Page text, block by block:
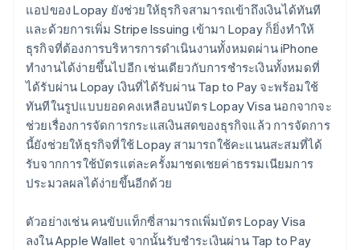
แอปของ Lopay ยังช่วยให้ธุรกิจสามารถเข้าถึงเงินได้ทันที
และด้วยการเพิ่ม Stripe Issuing เข้ามา Lopay ก็ยิ่งทำให้
ธุรกิจที่ต้องการบริหารการดำเนินงานทั้งหมดผ่าน iPhone
ทำงานได้ง่ายขึ้นไปอีก เช่นเดียวกับการชำระเงินทั้งหมดที่
ได้รับผ่าน Lopay เงินที่ได้รับผ่าน Tap to Pay จะพร้อมใช้
ทันทีในรูปแบบยอดคงเหลือบนบัตร Lopay Visa นอกจากจะ
ช่วยเรื่องการจัดการกระแสเงินสดของธุรกิจแล้ว การจัดการ
นี้ยังช่วยให้ธุรกิจที่ใช้ Lopay สามารถใช้คะแนนสะสมที่ได้
รับจากการใช้บัตรแต่ละครั้งมาชดเชยค่าธรรมเนียมการ
ประมวลผลได้ง่ายขึ้นอีกด้วย
ตัวอย่างเช่น คนขับแท็กซี่สามารถเพิ่มบัตร Lopay Visa
ลงใน Apple Wallet จากนั้นรับชำระเงินผ่าน Tap to Pay